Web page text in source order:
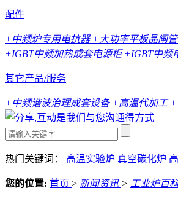
配件
+中频炉专用电抗器 +大功率平板晶闸管
+IGBT中频加热成套电源柜+IGBT中频
其它产品/服务
+中频谐波治理成套设备 +高温代加工
热门关键词： 高温实验炉 真空碳化炉
您的位置: 首页 > 新闻资讯 > 工业炉百